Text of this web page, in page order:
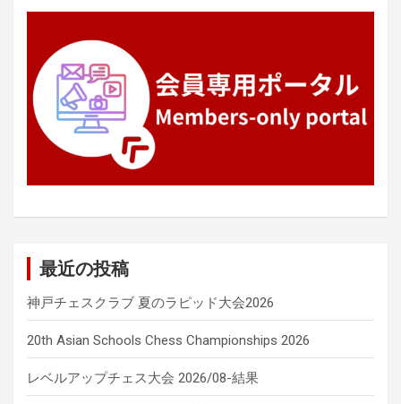
ン
最近の投稿
神戸チェスクラブ 夏のラピッド大会2026
20th Asian Schools Chess Championships 2026
レベルアップチェス大会 2026/08-結果